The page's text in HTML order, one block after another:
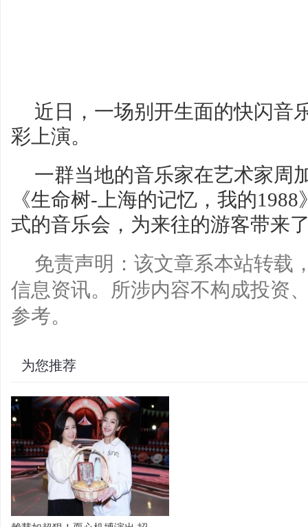
近日，一场别开生面的快闪音
彩上演。
一群当地的音乐家在艺术家周
《生命树-上海的记忆，我的
式的音乐会，为来往的游客带来
免责声明：该文章系本站转载
信息资讯。所涉内容不构成投资
参考。
为您推荐